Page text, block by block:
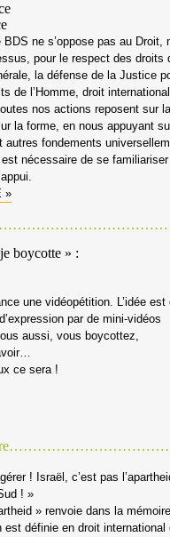
ne s’oppose pas au Droit,
pour le respect des droits
la défense de la Justice
de l’Homme, droit
nos actions reposent sur
la forme, en nous appuyant
autres fondements
nécessaire de se
»
boycotte » :
une vidéopétition. L’idée est
par de mini-vidéos
aussi, vous boycottez,
ce sera !
! Israël, c’est pas
! »
» renvoie dans la
est définie en droit international